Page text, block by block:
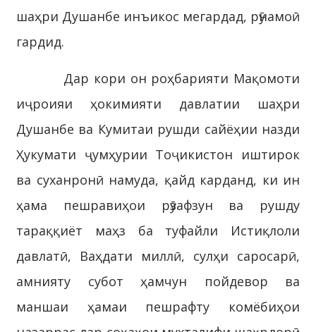
шаҳри Душанбе инъикос мегардад, рӯнамоӣ
гардид.
Дар кори он роҳбарияти Мақомоти
иҷроияи ҳокимияти давлатии шаҳри
Душанбе ва Кумитаи рушди сайёҳии назди
Ҳукумати ҷумҳурии Тоҷикистон иштирок
ва суханронӣ намуда, қайд карданд, ки ин
ҳама пешравиҳои рӯзафзун ва рушду
тараққиёт маҳз ба туфайли Истиқлоли
давлатӣ, Ваҳдати миллӣ, сулҳи саросарӣ,
амнияту субот ҳамчун пойдевор ва
маншаи ҳамаи пешрафту комёбиҳои